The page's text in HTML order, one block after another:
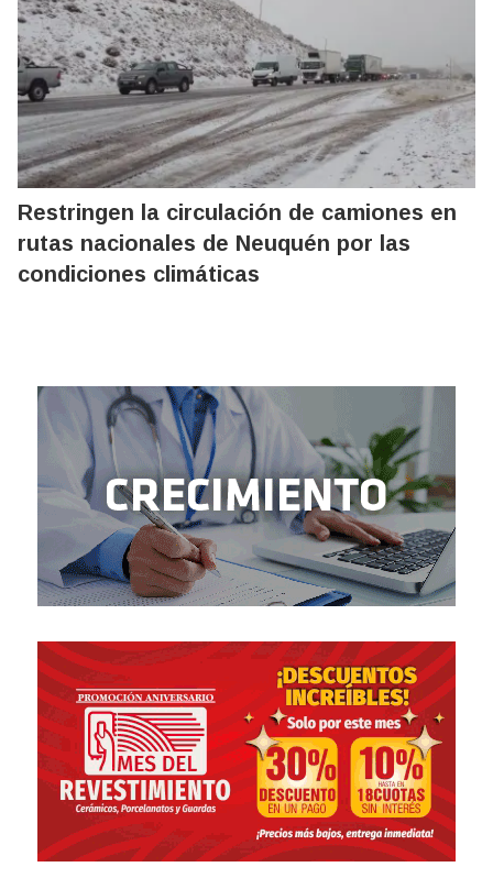
Restringen la circulación de camiones en
rutas nacionales de Neuquén por las
condiciones climáticas